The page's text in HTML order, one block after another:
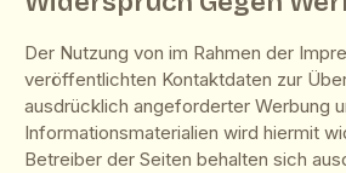
Der Nutzung von im Rahmen der
veröffentlichten Kontaktdaten zur
ausdrücklich angeforderter Werbung
Informationsmaterialien wird hiermit
Betreiber der Seiten behalten sich